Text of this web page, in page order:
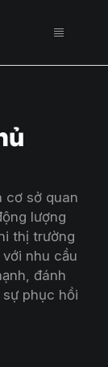
cơ sở quan
lượng
thị trường
nhu cầu
đánh
phục hồi